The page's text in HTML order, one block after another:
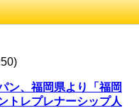
ン、福岡県より「福岡
トレプレナーシップ人